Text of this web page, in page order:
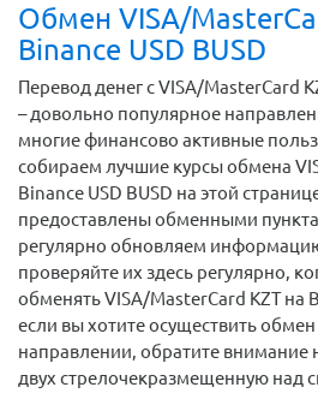
Обмен VISA/
Binance USD BUSD
Перевод денег с VISA/MasterCard
– довольно популярное
многие финансово активные
собираем лучшие курсы обмена
Binance USD BUSD на этой
предоставлены обменными
регулярно обновляем
проверяйте их здесь регулярно,
обменять VISA/MasterCard KZT на
если вы хотите осуществить
направлении, обратите внимание
двух стрелочекразмещенную над